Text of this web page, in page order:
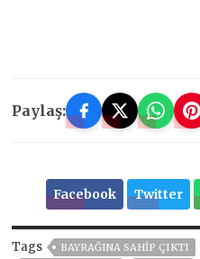
Paylaş:
Facebook Twitter
Tags BAYRAĞINA SAHIP ÇIKTI